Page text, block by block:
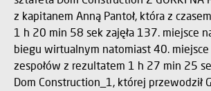
z kapitanem Anną Pantoł, która z czasem
1 h 20 min 58 sek zajęła 137. miejsce
biegu wirtualnym natomiast 40.
zespołów z rezultatem 1 h 27 min 25
Dom Construction_1, której przewodził